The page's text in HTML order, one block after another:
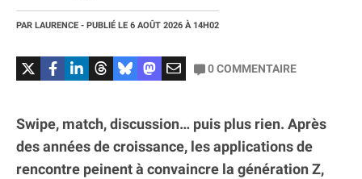
PAR LAURENCE - PUBLIÉ LE 6 AOÛT 2026 À 14H02
0COMMENTAIRE
Swipe, match, discussion… puis plus rien. Après
des années de croissance, les applications de
rencontre peinent à convaincre la génération Z,